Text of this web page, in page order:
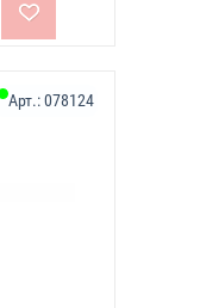
Арт.:078124